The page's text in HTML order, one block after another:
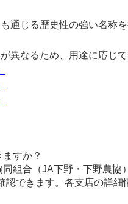
通じる歴史性の強い名称
異なるため、用途に応じ
すか？
組合（JA下野・下野農協
認できます。各支店の詳